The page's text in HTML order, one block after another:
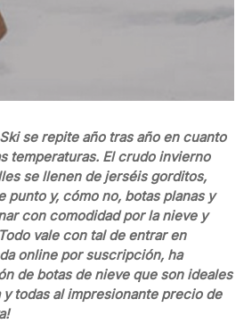
se repite año tras año en cuanto
temperaturas. El crudo invierno
se llenen de jerséis gorditos,
punto y, cómo no, botas planas y
con comodidad por la nieve y
vale con tal de entrar en
online por suscripción, ha
de botas de nieve que son ideales
y todas al impresionante precio de